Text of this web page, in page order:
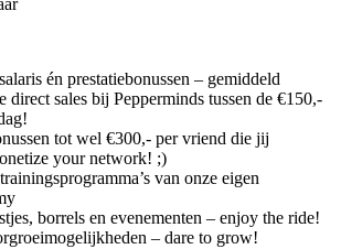
én prestatiebonussen – gemiddeld
direct sales bij Pepperminds tussen de €150,-
tot wel €300,- per vriend die jij
your network! ;)
van onze eigen
borrels en evenementen – enjoy the ride!
– dare to grow!